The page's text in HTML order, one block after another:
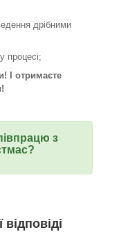
дрібними
процесі;
І отримаєте
з